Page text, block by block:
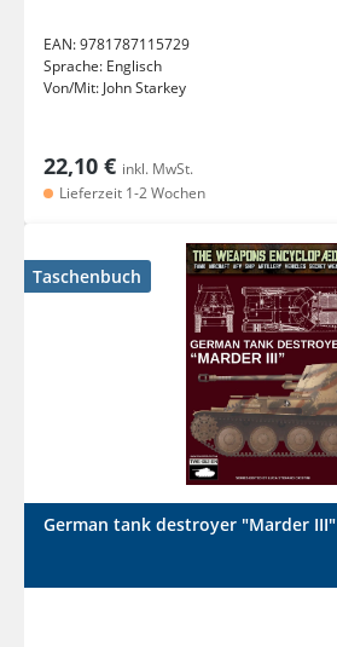
EAN:9781787115729
Sprache: Englisch
Von/Mit: John Starkey
22,10 € inkl. MwSt.
Lieferzeit 1-2 Wochen
Taschenbuch
German tank destroyer "Marder III"